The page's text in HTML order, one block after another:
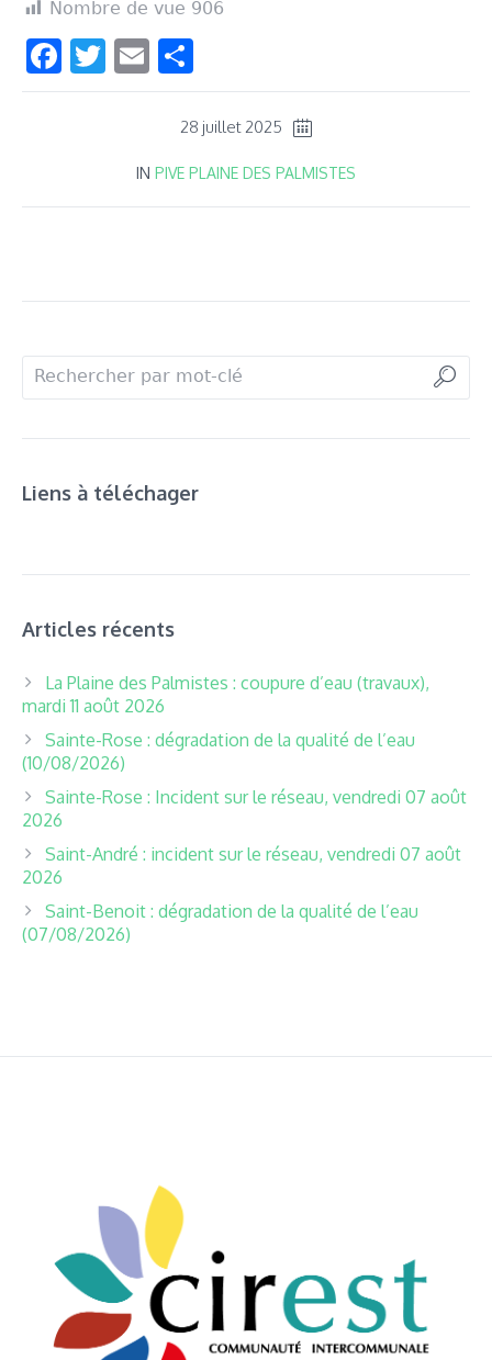
Nombre de vue 906
Facebook
Twitter
Email
28 juillet 2025
IN PIVE PLAINE DES PALMISTES
Liens à téléchager
Articles récents
La Plaine des Palmistes : coupure d’eau (travaux),
mardi 11 août 2026
Sainte-Rose : dégradation de la qualité de l’eau
(10/08/2026)
Sainte-Rose : Incident sur le réseau, vendredi 07 août
2026
Saint-André : incident sur le réseau, vendredi 07 août
2026
Saint-Benoit : dégradation de la qualité de l’eau
(07/08/2026)